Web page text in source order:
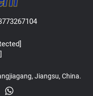
Jiangsu, China.